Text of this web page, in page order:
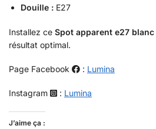
Douille : E27
Installez ce Spot apparent e27 blanc
résultat optimal.
Page Facebook : Lumina
Instagram : Lumina
J’aime ça :